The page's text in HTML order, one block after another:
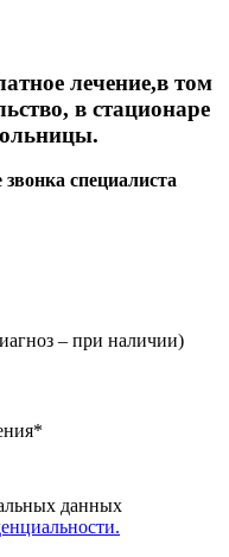
лечение,в том
в стационаре
специалиста
– при наличии)
*
данных